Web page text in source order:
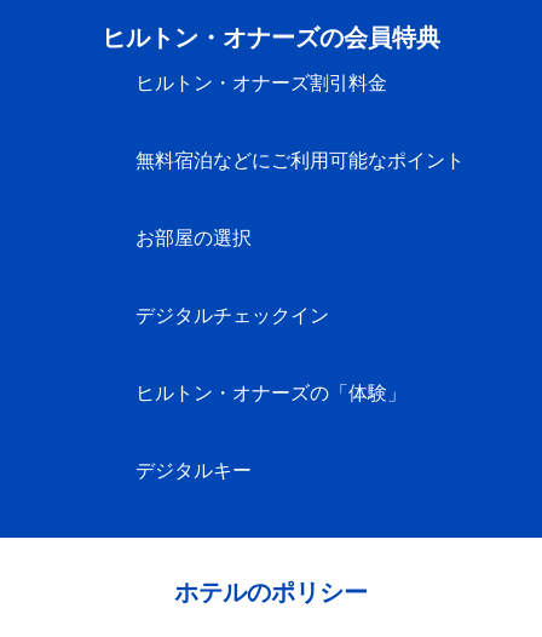
ヒルトン・オナーズの会員特典
ヒルトン・オナーズ割引料金
無料宿泊などにご利用可能なポイント
お部屋の選択
デジタルチェックイン
ヒルトン・オナーズの「体験」
デジタルキー
ホテルのポリシー